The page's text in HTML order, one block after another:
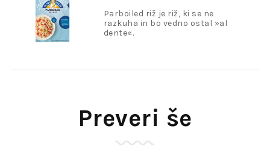
500g
Parboiled riž je riž, ki se ne
razkuha in bo vedno ostal »al
dente«.
Preveri še